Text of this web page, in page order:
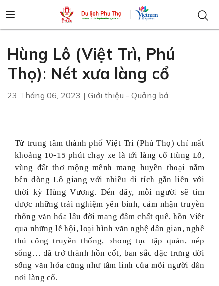
Hùng Lô (Việt Trì, Phú
Thọ): Nét xưa làng cổ
23 Tháng 06, 2023 | Giới thiệu - Quảng bá
Từ trung tâm thành phố Việt Trì (Phú Thọ) chỉ mất
khoảng 10-15 phút chạy xe là tới làng cổ Hùng Lô,
vùng đất thơ mộng mênh mang huyền thoại nằm
bên dòng Lô giang với nhiều di tích gắn liền với
thời kỳ Hùng Vương. Đến đây, mỗi người sẽ tìm
được những trải nghiệm yên bình, cảm nhận truyền
thống văn hóa lâu đời mang đậm chất quê, hồn Việt
qua những lễ hội, loại hình văn nghệ dân gian, nghề
thủ công truyền thống, phong tục tập quán, nếp
sống… đã trở thành hồn cốt, bản sắc đặc trưng đời
sống văn hóa cũng như tâm linh của mỗi người dân
nơi làng cổ.